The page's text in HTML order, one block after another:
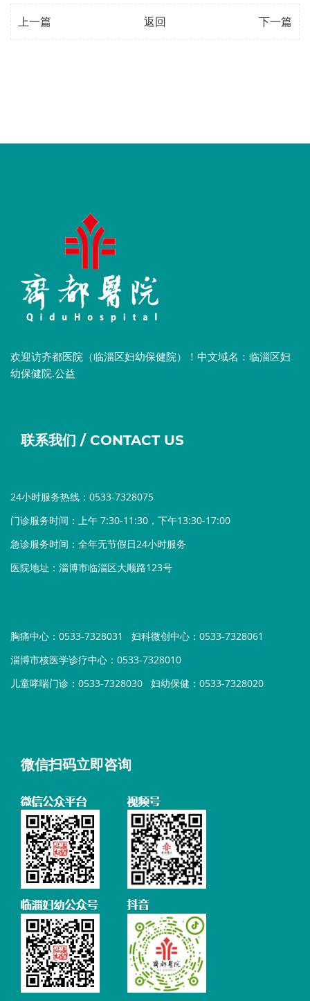
上一篇 返回 下一篇
欢迎访齐都医院（临淄区妇幼保健院）！中文域名：临淄区妇
幼保健院.公益
联系我们 / CONTACT US
24小时服务热线：0533-7328075
门诊服务时间：上午 7:30-11:30，下午13:30-17:00
急诊服务时间：全年无节假日24小时服务
医院地址：淄博市临淄区大顺路123号
胸痛中心：0533-7328031
妇科微创中心：0533-7328061
淄博市核医学诊疗中心：0533-7328010
儿童哮喘门诊：0533-7328030
妇幼保健：0533-7328020
微信扫码立即咨询